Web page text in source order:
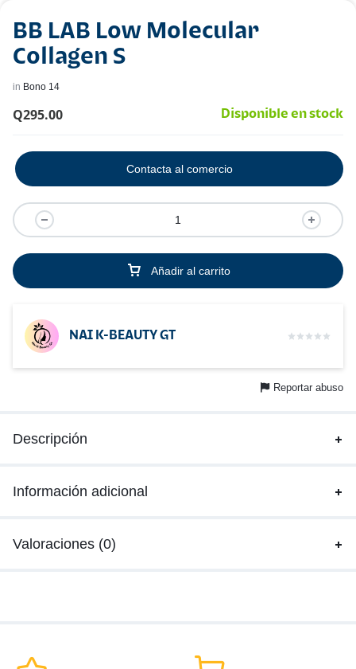
BB LAB Low Molecular
Collagen S
in Bono 14
Q295.00 Disponible en stock
Añadir al carrito
Contacta al comercio
NAI K-BEAUTY GT
Reportar abuso
Descripción
Información adicional
Valoraciones (0)